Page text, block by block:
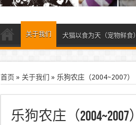
关于我们 犬猫以食为天（宠物鲜食）
首页 » 关于我们 » 乐狗农庄（2004~2007）
乐狗农庄（2004~2007）